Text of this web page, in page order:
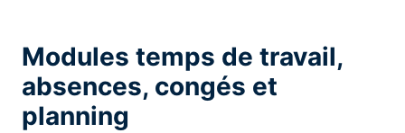
Modules temps de travail,
absences, congés et
planning